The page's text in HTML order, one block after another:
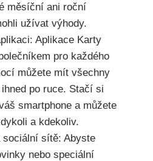
měsíční ani roční
užívat výhody.
Aplikace Karty
pro každého
můžete mít všechny
po ruce. Stačí si
smartphone a můžete
a kdekoliv.
sociální sítě: Abyste
nebo speciální